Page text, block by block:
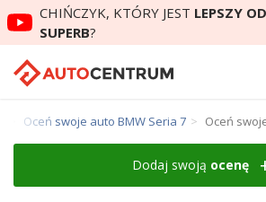
CHIŃCZYK, KTÓRY JEST LEPSZY
SUPERB?
Oceń swoje auto BMW Seria 7 Oceń
Dodaj swoją ocenę